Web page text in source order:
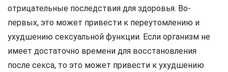
отрицательные последствия для здоровья. Во-
первых, это может привести к переутомлению и
ухудшению сексуальной функции. Если организм не
имеет достаточно времени для восстановления
после секса, то это может привести к ухудшению